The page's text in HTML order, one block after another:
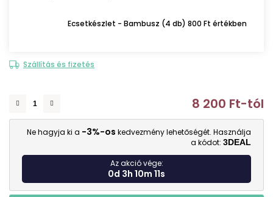
Ecsetkészlet - Bambusz (4 db) 800 Ft értékben
Szállítás és fizetés
8 200 Ft-tól
Ne hagyja ki a -3%-os kedvezmény lehetőségét. Használja
a kódot: 3DEAL
Az akció vége:
0d 3h 10m 10s